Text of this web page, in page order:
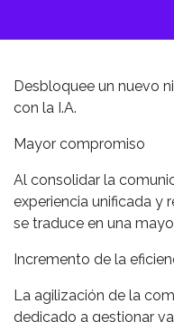
Desbloquee un nuevo
con la I.A.
Mayor compromiso
Al consolidar la
experiencia unificada y
se traduce en una
Incremento de la
La agilización de la
dedicado a gestionar